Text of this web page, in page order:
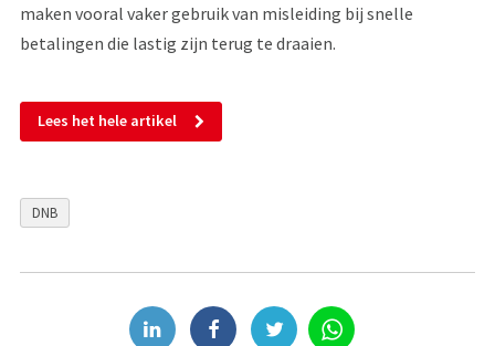
maken vooral vaker gebruik van misleiding bij snelle
betalingen die lastig zijn terug te draaien.
Lees het hele artikel
DNB